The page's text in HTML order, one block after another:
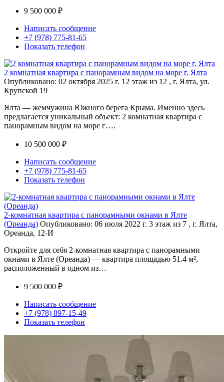
9 500 000 ₽
Написать сообщение
+7 (978) 775-81-65
Показать телефон
2 комнатная квартира с панорамным видом на море г. Ялта
Опубликовано: 02 октября 2025 г. 12 этаж из 12 , г. Ялта, ул.
Крупской 19
Ялта — жемчужина Южного берега Крыма. Именно здесь
предлагается уникальный объект: 2 комнатная квартира с
панорамным видом на море г….
10 500 000 ₽
Написать сообщение
+7 (978) 775-81-65
Показать телефон
2-комнатная квартира с панорамными окнами в Ялте
(Ореанда) Опубликовано: 06 июля 2022 г. 3 этаж из 7 , г. Ялта,
Ореанда, 12-И
Откройте для себя 2-комнатная квартира с панорамными
окнами в Ялте (Ореанда) — квартира площадью 51.4 м²,
расположенный в одном из…
9 500 000 ₽
Написать сообщение
+7 (978) 897-15-49
Показать телефон